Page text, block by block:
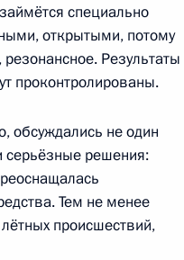
специально
открытыми, потому
Результаты
проконтролированы.
обсуждались не один
серьёзные решения:
Тем не менее
происшествий,